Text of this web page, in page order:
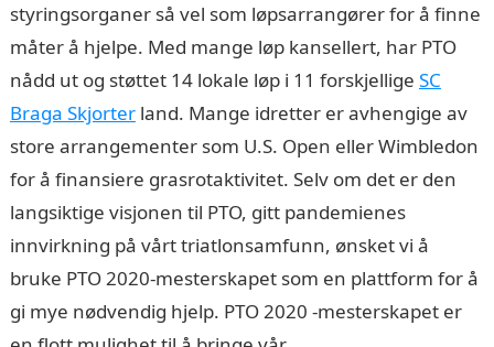
styringsorganer så vel som løpsarrangører for å finne
måter å hjelpe. Med mange løp kansellert, har PTO
nådd ut og støttet 14 lokale løp i 11 forskjellige SC
Braga Skjorterland. Mange idretter er avhengige av
store arrangementer som U.S. Open eller Wimbledon
for å finansiere grasrotaktivitet. Selv om det er den
langsiktige visjonen til PTO, gitt pandemienes
innvirkning på vårt triatlonsamfunn, ønsket vi å
bruke PTO 2020-mesterskapet som en plattform for å
gi mye nødvendig hjelp. PTO 2020 -mesterskapet er